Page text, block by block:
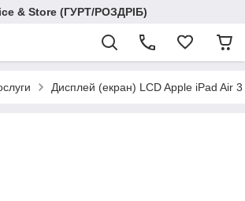
& Store (ГУРТ/РОЗДРІБ)
Дисплей (екран) LCD Apple iPad Air